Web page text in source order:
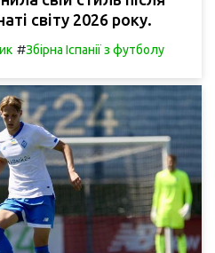
світу 2026 року.
#Збірна Іспанії з футболу